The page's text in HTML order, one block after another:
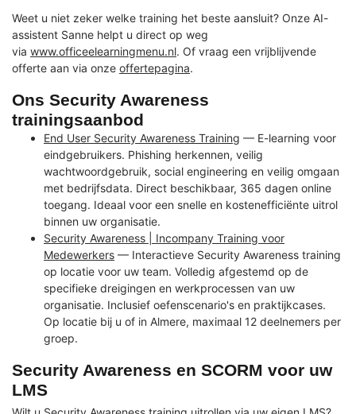
Weet u niet zeker welke training het beste aansluit? Onze AI-
assistent Sanne helpt u direct op weg
via www.officeelearningmenu.nl. Of vraag een vrijblijvende
offerte aan via onze offertepagina.
Ons Security Awareness
trainingsaanbod
End User Security Awareness Training — E-learning voor
eindgebruikers. Phishing herkennen, veilig
wachtwoordgebruik, social engineering en veilig omgaan
met bedrijfsdata. Direct beschikbaar, 365 dagen online
toegang. Ideaal voor een snelle en kostenefficiënte uitrol
binnen uw organisatie.
Security Awareness | Incompany Training voor
Medewerkers — Interactieve Security Awareness training
op locatie voor uw team. Volledig afgestemd op de
specifieke dreigingen en werkprocessen van uw
organisatie. Inclusief oefenscenario's en praktijkcases.
Op locatie bij u of in Almere, maximaal 12 deelnemers per
groep.
Security Awareness en SCORM voor uw
LMS